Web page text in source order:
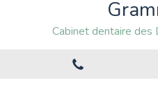
Cabinet dentaire des